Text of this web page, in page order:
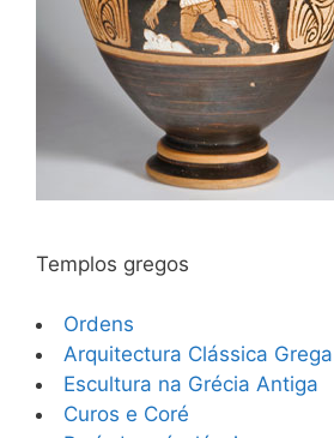
Templos gregos
Ordens
Arquitectura Clássica
Escultura na Grécia Antiga
Curos e Coré